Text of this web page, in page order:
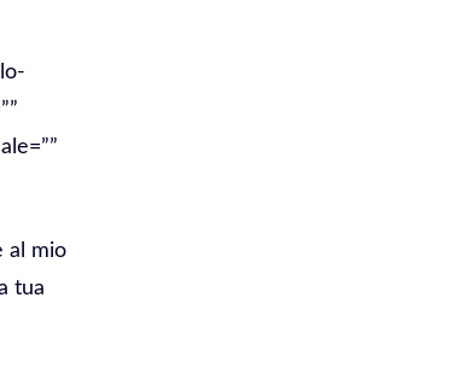
al mio
tua